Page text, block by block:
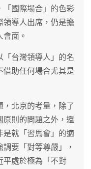
「國際場合」的色彩
領導人出席，仍是擔
面。
「台灣領導人」的名
借助任何場合尤其是
北京的考量，除了
原則的問題之外，還
是就「習馬會」的適
要「對等尊嚴」，
平處於極為「不對